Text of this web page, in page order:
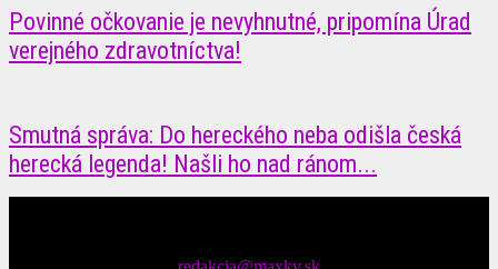
Povinné očkovanie je nevyhnutné, pripomína Úrad
verejného zdravotníctva!
Smutná správa: Do hereckého neba odišla česká
herecká legenda! Našli ho nad ránom...